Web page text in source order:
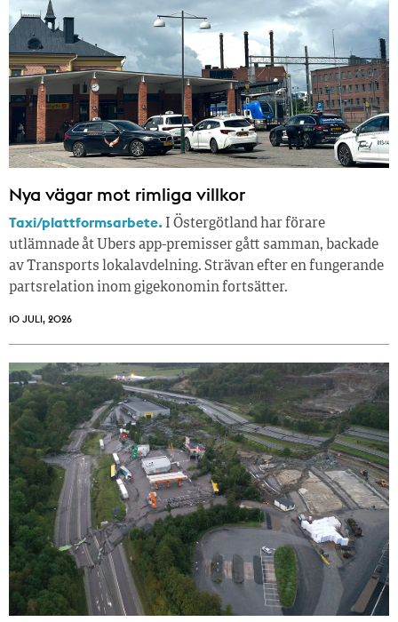
Nya vägar mot rimliga villkor
Taxi/plattformsarbete. I Östergötland har förare
utlämnade åt Ubers app-premisser gått samman, backade
av Transports lokalavdelning. Strävan efter en fungerande
partsrelation inom gigekonomin fortsätter.
10 JULI, 2026